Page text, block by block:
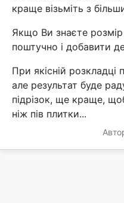
краще візьміть з
Якщо Ви знаєте
поштучно і добавити
При якісній розкладці
але результат буде
підрізок, ще краще,
ніж пів плитки...